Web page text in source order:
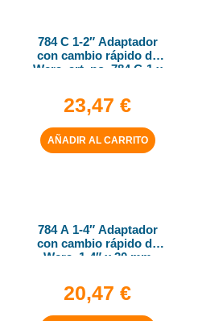
784 C 1-2″ Adaptador
con cambio rápido de
Wera, art. no. 784 C-1 x
23,47 €
AÑADIR AL CARRITO
784 A 1-4″ Adaptador
con cambio rápido de
Wera, 1-4″ x 30 mm
20,47 €